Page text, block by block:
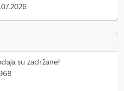
su zadržane!